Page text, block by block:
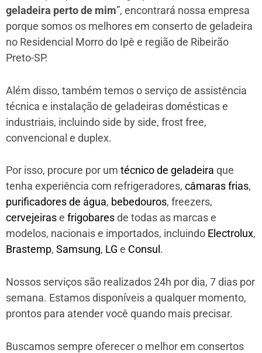
geladeira perto de mim”, encontrará nossa empresa
porque somos os melhores em conserto de geladeira
no Residencial Morro do Ipê e região de Ribeirão
Preto-SP.
Além disso, também temos o serviço de assistência
técnica e instalação de geladeiras domésticas e
industriais, incluindo side by side, frost free,
convencional e duplex.
Por isso, procure por um técnico de geladeira que
tenha experiência com refrigeradores, câmaras frias,
purificadores de água, bebedouros, freezers,
cervejeirase frigobaresde todas as marcas e
modelos, nacionais e importados, incluindo Electrolux,
Brastemp, Samsung, LG e Consul .
Nossos serviços são realizados 24h por dia, 7 dias por
semana. Estamos disponíveis a qualquer momento,
prontos para atender você quando mais precisar.
Buscamos sempre oferecer o melhor em consertos